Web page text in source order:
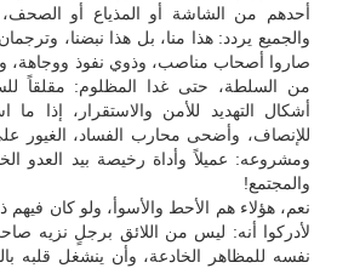
أحدهم من الشاشة أو المذياع أو الصحف،
والجميع يردد: هذا منا، بل هذا نبضنا،
صاروا أصحاب مناصب، وذوي نفوذ ووجاهة،
من السلطة، حتى غدا المظلوم: مقلقاً
أشكال التهديد للأمن والاستقرار، إذا
للإنصاف، وأضحى محارب الفساد، الغيور
ومشروعه: عميلاً وأداة رخيصة بيد العدو
والمجتمع!
نعم، هؤلاء هم الأحط والأسوأ، ولو كان
لأدركوا أنه: ليس من اللائق برجلٍ نزيه
نفسه للمظاهر الخادعة، وأن ينشغل قلبه